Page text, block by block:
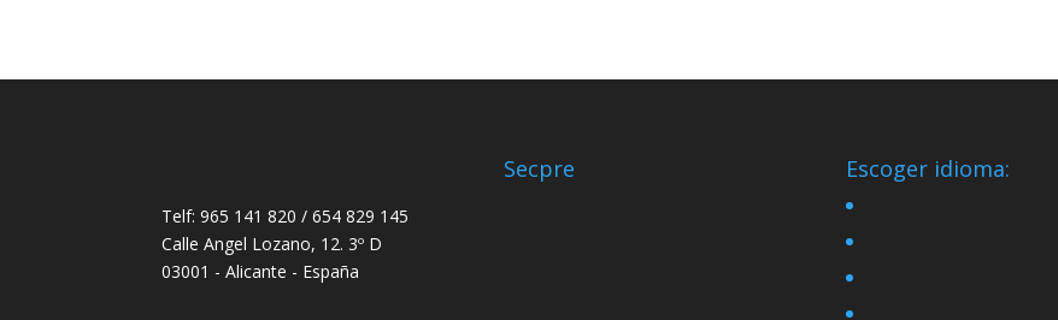
Telf: 965 141 820 / 654 829 145
Calle Angel Lozano, 12. 3º D
03001 - Alicante - España
Secpre Escoger idioma: